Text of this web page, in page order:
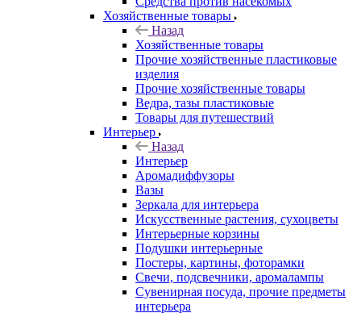
Хозяйственные товары
Назад
Хозяйственные товары
Прочие хозяйственные пластиковые
изделия
Прочие хозяйственные товары
Ведра, тазы пластиковые
Товары для путешествий
Интерьер
Назад
Интерьер
Аромадиффузоры
Вазы
Зеркала для интерьера
Искусственные растения, сухоцветы
Интерьерные корзины
Подушки интерьерные
Постеры, картины, фоторамки
Свечи, подсвечники, аромалампы
Сувенирная посуда, прочие предметы
интерьера